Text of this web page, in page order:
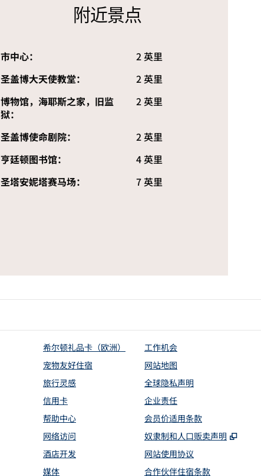
附近景点
市中心：
2 英里
圣盖博大天使教堂：
2 英里
博物馆，海耶斯之家，旧监
狱：
2 英里
圣盖博使命剧院：
2 英里
亨廷顿图书馆：
4 英里
圣塔安妮塔赛马场：
7 英里
希尔顿礼品卡（欧洲）
宠物友好住宿
旅行灵感
信用卡
帮助中心
网络访问
酒店开发
媒体
工作机会
网站地图
全球隐私声明
企业责任
会员价适用条款
奴隶制和人口贩卖声明
,
网站使用协议
合作伙伴住宿条款